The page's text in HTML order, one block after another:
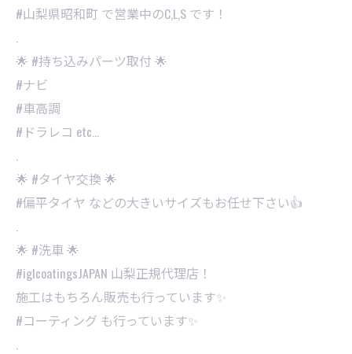
#山梨県昭和町 で営業中のC,L,S です！
.
🌟 #持ち込みパーツ取付 🌟
#ナビ
#車高調
#ドラレコ etc…
.
🌟 #タイヤ交換 🌟
#偏平タイヤ などの大きいサイズもお任せ下さい👍
.
🌟 #洗車 🌟
#iglcoatingsJAPAN 山梨正規代理店！
施工はもちろん販売も行っています✨
#コーティング も行っています✨
.